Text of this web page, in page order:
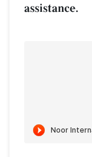
assistance.